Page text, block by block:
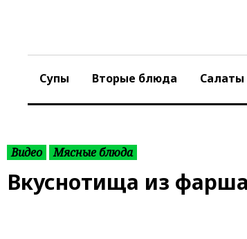
t
e
n
t
Супы Вторые блюда Салаты
Видео Мясные блюда
Вкуснотища из